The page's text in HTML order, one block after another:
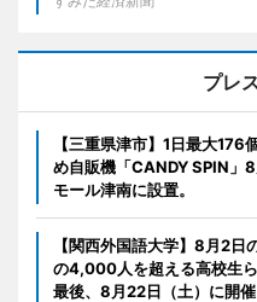
プレ
【三重県津市】1日最大
め自販機「CANDY SPIN」
モール津南に設置。
【関西外国語大学】8月2
の4,000人を超える高校生
最後、8月22日（土）に開